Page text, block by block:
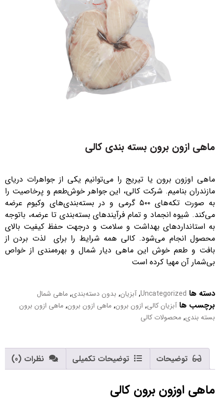
ماهی ازون برون بسته بندی کالی
ماهی اوزون برون یا تیریج را می‌توانیم یکی از جواهرات دریای
مازندران بنامیم. شرکت کالی، این جواهر خوش‌طعم و پرخاصیت را
به صورت تکه‌های ۵۰۰ گرمی و در بسته‌بندی‌های وکیوم عرضه
می‌کند. شیوه انجماد و تمام فرآیندهای بسته‌بندی تا عرضه، باتوجه
به استانداردهای بهداشت و سلامت و درجهت حفظ کیفیت بالای
محصول انجام می‌شود. کالی همه شرایط را برای لذت بردن از
بافت و طعم خوش این ماهی دیار شمال و بهره‌مندی از خواص
بی‌شمار آن مهیا کرده است
دسته ها Uncategorized
,آبزیان, بدون دسته‌بندی, ماهی شمال
برچسب ها آبزیان کالی, ازون برون, ماهی ازون برون, ماهی ازون برون
بسته بندی, محصولات کالی
توضیحات توضیحات تکمیلی نظرات (0)
ماهی اوزون برون کالی